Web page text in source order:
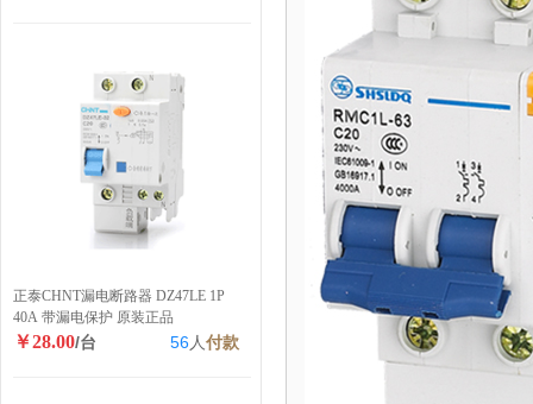
正泰CHNT漏电断路器 DZ47LE 1P
40A 带漏电保护 原装正品
￥28.00/台 56人付款